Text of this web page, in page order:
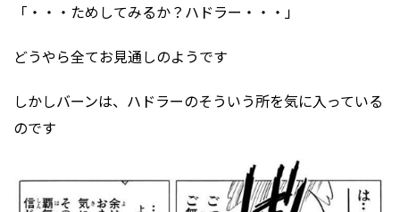
「・・・ためしてみるか？ハドラー・・・」
どうやら全てお見通しのようです
しかしバーンは、ハドラーのそういう所を気に入っている
のです